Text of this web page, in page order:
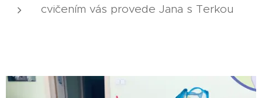
cvičením vás provede Jana s Terkou